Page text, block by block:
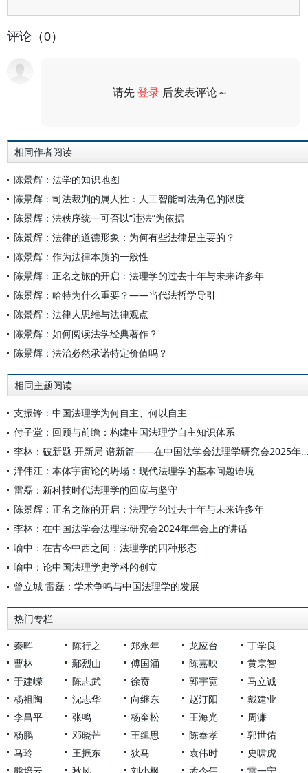
评论（0）
请先登录 后发表评论～
相同作者阅读
陈景辉：法学的知识地图
陈景辉：司法裁判的属人性：人工智能司法角色的限度
陈景辉：法秩序统一可否以“违法”为依据
陈景辉：法律的道德形象：为何有些法律是主要的？
陈景辉：作为法律本质的一般性
陈景辉：正名之旅的开启：法理学的过去十年与未来许多年
陈景辉：哈特为什么重要？——当代法哲学导引
陈景辉：法律人思维与法律观点
陈景辉：如何阅读法学经典著作？
陈景辉：法治必然承诺特定价值吗？
相同主题阅读
支振锋：中国法理学为何自主、何以自主
付子堂：回顾与前瞻：构建中国法理学自主知识体系
李林：破新题 开新局 谱新篇——在中国法学会法理学研究会2025年年会开幕式上的致辞
泮伟江：本体宇宙论的坍塌：现代法理学的基本问题语境
雷磊：新科技时代法理学的回应与坚守
陈景辉：正名之旅的开启：法理学的过去十年与未来许多年
李林：在中国法学会法理学研究会2024年年会上的讲话
喻中：在古今中西之间：法理学的四种形态
喻中：论中国法理学史学科的创立
曾立城 雷磊：学术争鸣与中国法理学的发展
热门专栏
秦晖 陈行之 郑永年 龙应台
丁学良
曹林
鄢烈山 傅国涌 陈嘉映
黄宗智
于建嵘
陈志武 徐贲 郭宇宽
马立诚
杨祖陶
沈志华 向继东 赵汀阳
戴建业
李昌平
张鸣 杨奎松 王海光
周濂
杨鹏
邓晓芒 王缉思 陈奉孝
郭世佑
马玲
王振东 狄马 袁伟时
史啸虎